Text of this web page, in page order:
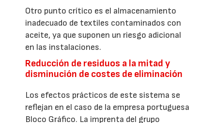
Otro punto crítico es el almacenamiento
inadecuado de textiles contaminados con
aceite, ya que suponen un riesgo adicional
en las instalaciones.
Reducción de residuos a la mitad y
disminución de costes de eliminación
Los efectos prácticos de este sistema se
reflejan en el caso de la empresa portuguesa
Bloco Gráfico. La imprenta del grupo